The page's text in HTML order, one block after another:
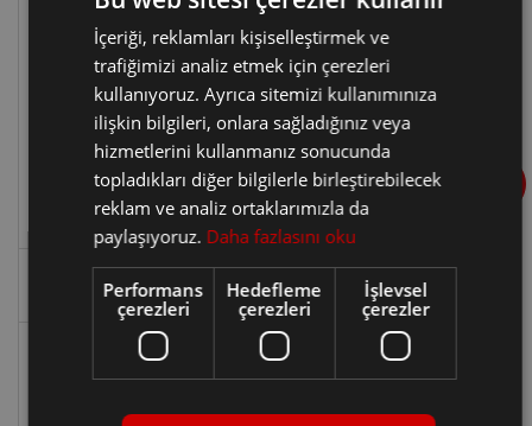
EDC Şanzıman Kavrama Değişimi
Tem 17, 2026
ETİKETLER
İçeriği, reklamları kişiselleştirmek ve
trafiğimizi analiz etmek için çerezleri
kullanıyoruz. Ayrıca sitemizi kullanımınıza
ilişkin bilgileri, onlara sağladığınız veya
hizmetlerini kullanmanız sonucunda
topladıkları diğer bilgilerle birleştirebilecek
reklam ve analiz ortaklarımızla da
paylaşıyoruz. Daha fazlasını oku
Performans
çerezleri
Hedefleme
çerezleri
İşlevsel
çerezler